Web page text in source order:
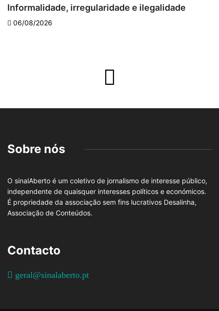
Informalidade, irregularidade e ilegalidade
06/08/2026
Sobre nós
O sinalAberto é um coletivo de jornalismo de interesse público,
independente de quaisquer interesses políticos e económicos.
É propriedade da associação sem fins lucrativos Desalinha,
Associação de Conteúdos.
Contacto
geral@sinalaberto.pt